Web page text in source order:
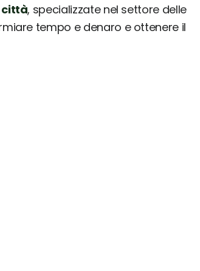
città, specializzate nel settore delle
tempo e denaro e ottenere il